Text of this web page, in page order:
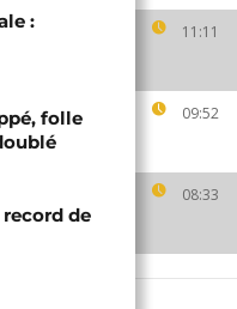
11:11
09:52
08:33
:
folle
de